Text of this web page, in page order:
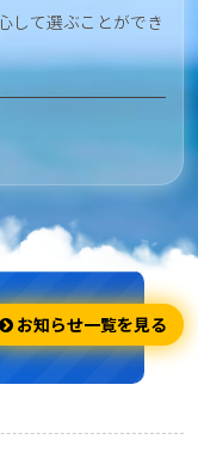
して選ぶことができ
お知らせ一覧を見る